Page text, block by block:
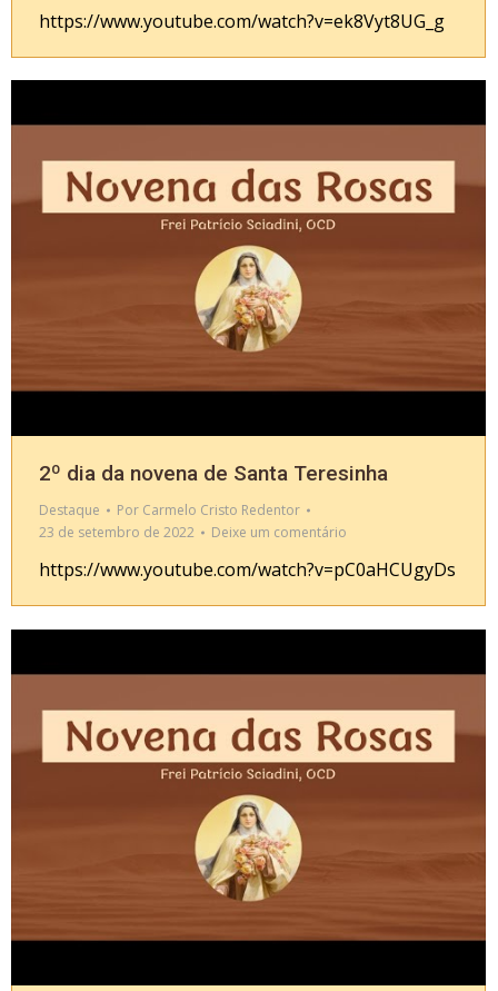
https://www.youtube.com/watch?v=ek8Vyt8UG_g
2º dia da novena de Santa Teresinha
Destaque Por Carmelo Cristo Redentor
23 de setembro de 2022
Deixe um comentário
https://www.youtube.com/watch?v=pC0aHCUgyDs